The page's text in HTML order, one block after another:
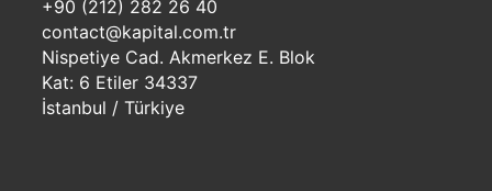
+90 (212) 282 26 40
contact@kapital.com.tr
Nispetiye Cad. Akmerkez E. Blok
Kat: 6 Etiler 34337
İstanbul / Türkiye